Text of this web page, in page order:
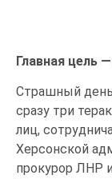
Главная цель
Страшный
сразу три
лиц,
Херсонской
прокурор ЛНР